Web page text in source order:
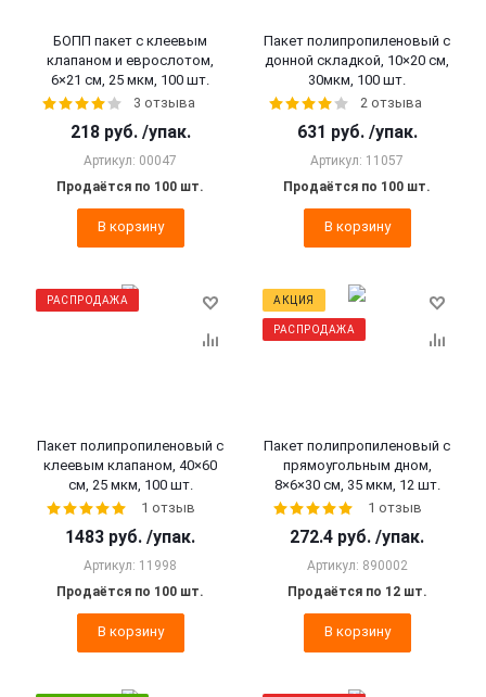
БОПП пакет с клеевым
клапаном и еврослотом,
6×21 см, 25 мкм, 100 шт.
3 отзыва
218 руб. /упак.
Артикул: 00047
Продаётся по 100 шт.
В корзину
Пакет полипропиленовый с
донной складкой, 10×20 см,
30мкм, 100 шт.
2 отзыва
631 руб. /упак.
Артикул: 11057
Продаётся по 100 шт.
В корзину
РАСПРОДАЖА
Пакет полипропиленовый с
клеевым клапаном, 40×60
см, 25 мкм, 100 шт.
1 отзыв
1483 руб. /упак.
Артикул: 11998
Продаётся по 100 шт.
В корзину
АКЦИЯ
РАСПРОДАЖА
Пакет полипропиленовый с
прямоугольным дном,
8×6×30 см, 35 мкм, 12 шт.
1 отзыв
272.4 руб. /упак.
Артикул: 890002
Продаётся по 12 шт.
В корзину